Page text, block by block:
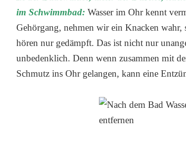
im Schwimmbad: Wasser im Ohr kennt
Gehörgang, nehmen wir ein Knacken
hören nur gedämpft. Das ist nicht nur
unbedenklich. Denn wenn zusammen mit
Schmutz ins Ohr gelangen, kann eine